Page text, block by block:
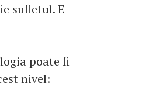
sufletul. E
poate fi
nivel: